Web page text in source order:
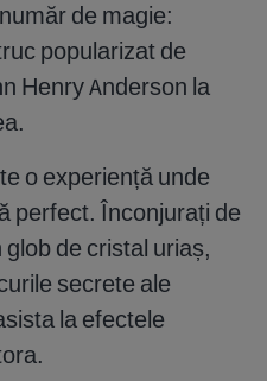
de magie:
popularizat de
Henry Anderson la
o experiență unde
perfect. Înconjurați de
de cristal uriaș,
secrete ale
la efectele